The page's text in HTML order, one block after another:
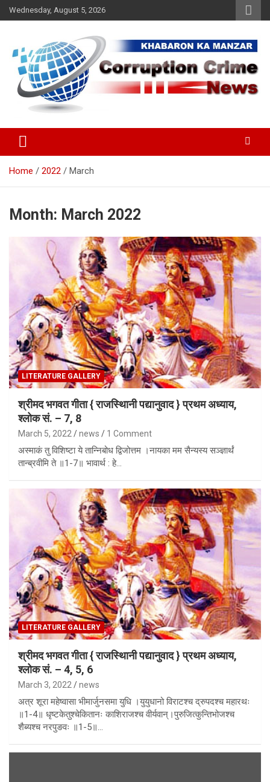
Skip
to
Wednesday, August 5, 2026
Corruption Crime News
Home 2022 March
Month: March 2022
LITERATURE GALLERY
श्रीमद भगवत गीता { राजस्थािनी पद्यानुवाद } प्रथम अध्याय,
श्लोक सं. – 7, 8
March 5, 2022 news 1 Comment
अस्माकं तु विशिष्टा ये तान्निबोध द्विजोत्तम ।नायका मम सैन्यस्य सञ्ज्ञार्थं
तान्ब्रवीमि ते ॥1-7॥ भावार्थ : हे…
LITERATURE GALLERY
श्रीमद भगवत गीता { राजस्थािनी पद्यानुवाद } प्रथम अध्याय,
श्लोक सं. – 4, 5, 6
March 3, 2022 news
अत्र शूरा महेष्वासा भीमार्जुनसमा युधि ।युयुधानो विराटश्च द्रुपदश्च महारथः
॥1-4॥ धृष्टकेतुश्चेकितानः काशिराजश्च वीर्यवान्‌।पुरुजित्कुन्तिभोजश्च
शैब्यश्च नरपुङवः ॥1-5॥…